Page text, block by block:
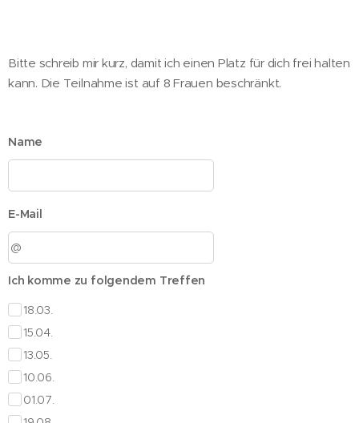
Bitte schreib mir kurz, damit ich einen Platz für dich frei halten
kann. Die Teilnahme ist auf 8 Frauen beschränkt.
Name
E-Mail
Ich komme zu folgendem Treffen
18.03.
15.04.
13.05.
10.06.
01.07.